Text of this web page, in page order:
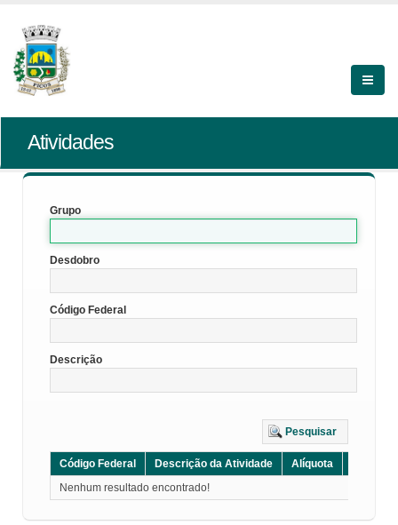
Atividades
Grupo
Desdobro
Código Federal
Descrição
Pesquisar
Código Federal Descrição da Atividade Alíquota
Nenhum resultado encontrado!